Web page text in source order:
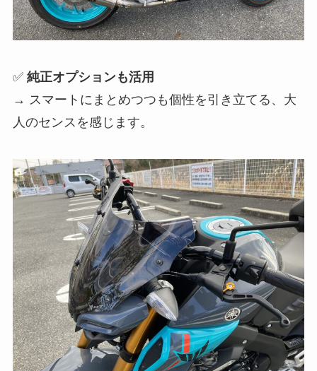
✅ 純正オプションも活用
→ スマートにまとめつつも個性を引き立てる、大
人のセンスを感じます。